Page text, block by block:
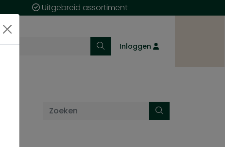
Uitgebreid assortiment
Inloggen